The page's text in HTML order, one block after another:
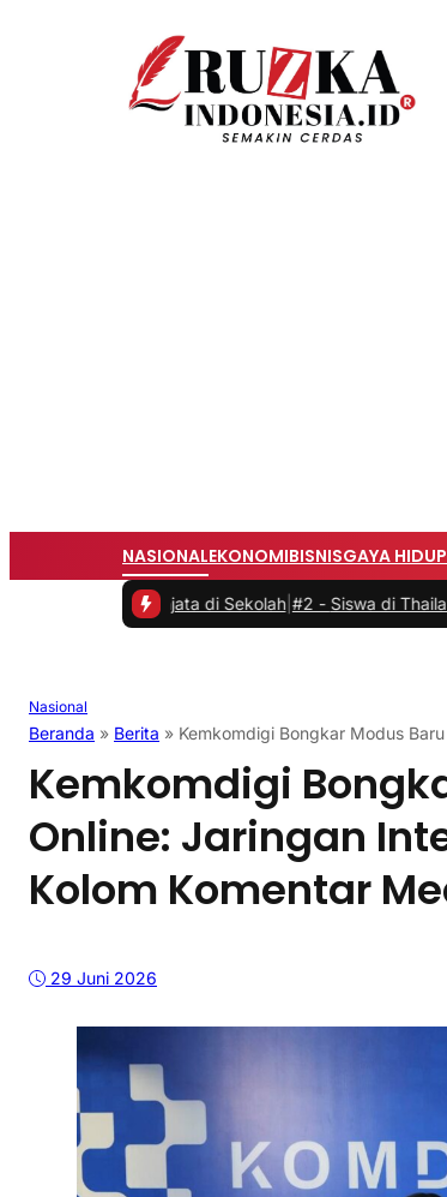
NASIONALEKONOMIBISNISGAYA HIDUP
Senjata di Sekolah| #2 -Siswa di Thailand
Nasional
Beranda » Berita » Kemkomdigi Bongkar Modus
Kemkomdigi
Online: Jaringan
Kolom Komentar
29 Juni 2026